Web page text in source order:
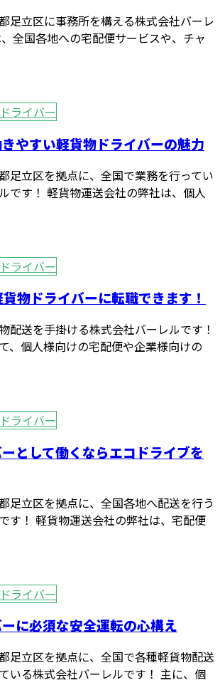
足立区に事務所を構える株式会社バーレ
全国各地への宅配便サービスや、チャ
ライバー
やすい軽貨物ドライバーの魅力
足立区を拠点に、全国で業務を行ってい
です！ 軽貨物運送会社の弊社は、個人
ライバー
物ドライバーに転職できます！
配送を手掛ける株式会社バーレルです！
、個人様向けの宅配便や企業様向けの
ライバー
として働くならエコドライブを
足立区を拠点に、全国各地へ配送を行う
す！ 軽貨物運送会社の弊社は、宅配便
ライバー
に必須な安全運転の心構え
足立区を拠点に、全国で各種軽貨物配送
いる株式会社バーレルです！ 主に、個